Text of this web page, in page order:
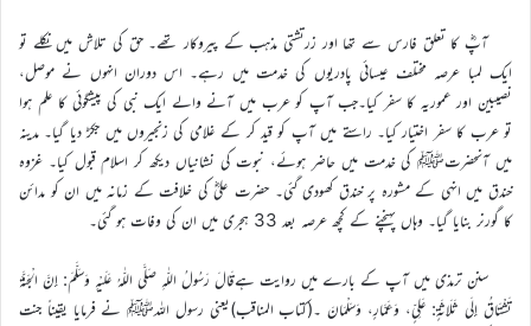
آپؓ کا تعلق فارس سے تھا اور زرتشتی مذہب کے پیروکار تھے۔ حق کی تلاش میں نکلے تو
ایک لمبا عرصہ مختلف عیسائی پادریوں کی خدمت میں رہے۔ اس دوران انہوں نے موصل،
نصیبین اور عموریہ کا سفر کیا۔جب آپ کو عرب میں آنے والے ایک نبی کی پیشگوئی کا علم ہوا
تو عرب کا سفر اختیار کیا۔ راستے میں آپ کو قید کر کے غلامی کی زنجیروں میں جکڑ دیا گیا۔ مدینہ
میں آنحضرتﷺ کی خدمت میں حاضر ہوئے، نبوت کی نشانیاں دیکھ کر اسلام قبول کیا۔ غزوہ
خندق میں انہی کے مشورہ پر خندق کھودی گئی۔ حضرت علیؓ کی خلافت کے زمانہ میں ان کو مدائن
کا گورنر بنایا گیا۔ وہاں پہنچنے کے کچھ عرصہ بعد 33 ہجری میں ان کی وفات ہو گئی۔
سنن ترمذی میں آپ کے بارے میں روایت ہےقَالَ رَسُولُ اللّٰهِ صَلَّى اللّٰهُ عَلَيْهِ وَسَلَّمَ: إِنَّ الْجَنَّةَ
تَشْتَاقُ إِلَى ثَلَاثَةٍ: عَلِيٍّ، وَعَمَّارٍ، وَسَلْمَانَ ۔(کتاب المناقب)یعنی رسول اللہﷺ نے فرمایا یقیناً جنت